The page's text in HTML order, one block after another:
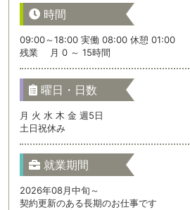
時間
09:00～18:00 実働 08:00 休憩 01:00
残業 月 0 ～ 15時間
曜日・日数
月 火 水 木 金 週5日
土日祝休み
就業期間
2026年08月中旬～
契約更新のある長期のお仕事です